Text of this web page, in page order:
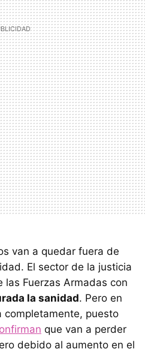
van a quedar fuera de
El sector de la justicia
las Fuerzas Armadas con
la sanidad. Pero en
completamente, puesto
que van a perder
debido al aumento en el